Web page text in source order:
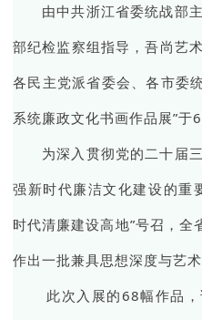
由中共浙江省委统战部
部纪检监察组指导，吾尚艺
各民主党派省委会、各市委
系统廉政文化书画作品展”于
为深入贯彻党的二十届
强新时代廉洁文化建设的重
时代清廉建设高地”号召，全
作出一批兼具思想深度与艺
此次入展的68幅作品